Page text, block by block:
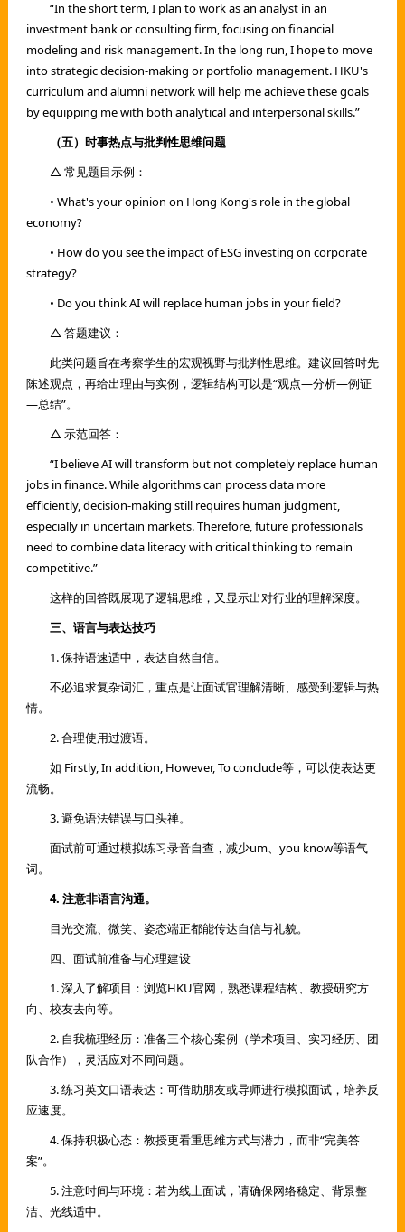
“In the short term, I plan to work as an analyst in an
investment bank or consulting firm, focusing on financial
modeling and risk management. In the long run, I hope to move
into strategic decision-making or portfolio management. HKU's
curriculum and alumni network will help me achieve these goals
by equipping me with both analytical and interpersonal skills.”
（五）时事热点与批判性思维问题
△ 常见题目示例：
• What's your opinion on Hong Kong's role in the global
economy?
• How do you see the impact of ESG investing on corporate
strategy?
• Do you think AI will replace human jobs in your field?
△ 答题建议：
此类问题旨在考察学生的宏观视野与批判性思维。建议回答时先
陈述观点，再给出理由与实例，逻辑结构可以是“观点—分析—例证
—总结”。
△ 示范回答：
“I believe AI will transform but not completely replace human
jobs in finance. While algorithms can process data more
efficiently, decision-making still requires human judgment,
especially in uncertain markets. Therefore, future professionals
need to combine data literacy with critical thinking to remain
competitive.”
这样的回答既展现了逻辑思维，又显示出对行业的理解深度。
三、语言与表达技巧
1. 保持语速适中，表达自然自信。
不必追求复杂词汇，重点是让面试官理解清晰、感受到逻辑与热
情。
2. 合理使用过渡语。
如 Firstly, In addition, However, To conclude等，可以使表达更
流畅。
3. 避免语法错误与口头禅。
面试前可通过模拟练习录音自查，减少um、you know等语气
词。
4. 注意非语言沟通。
目光交流、微笑、姿态端正都能传达自信与礼貌。
四、面试前准备与心理建设
1. 深入了解项目：浏览HKU官网，熟悉课程结构、教授研究方
向、校友去向等。
2. 自我梳理经历：准备三个核心案例（学术项目、实习经历、团
队合作），灵活应对不同问题。
3. 练习英文口语表达：可借助朋友或导师进行模拟面试，培养反
应速度。
4. 保持积极心态：教授更看重思维方式与潜力，而非“完美答
案”。
5. 注意时间与环境：若为线上面试，请确保网络稳定、背景整
洁、光线适中。